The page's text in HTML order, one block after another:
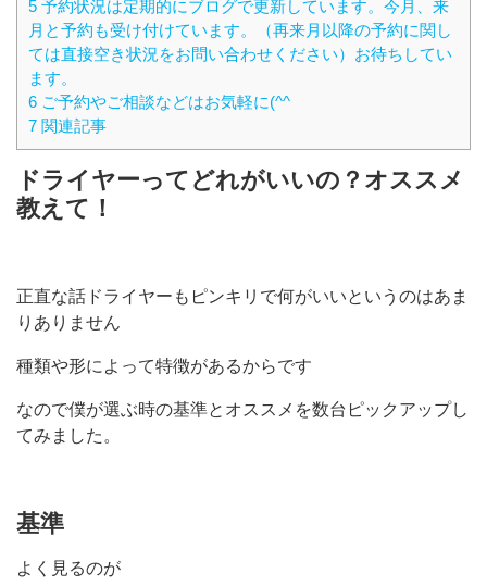
5 予約状況は定期的にブログで更新しています。今月、来
月と予約も受け付けています。（再来月以降の予約に関し
ては直接空き状況をお問い合わせください）お待ちしてい
ます。
6 ご予約やご相談などはお気軽に(^^
7 関連記事
ドライヤーってどれがいいの？オススメ
教えて！
正直な話ドライヤーもピンキリで何がいいというのはあま
りありません
種類や形によって特徴があるからです
なので僕が選ぶ時の基準とオススメを数台ピックアップし
てみました。
基準
よく見るのが